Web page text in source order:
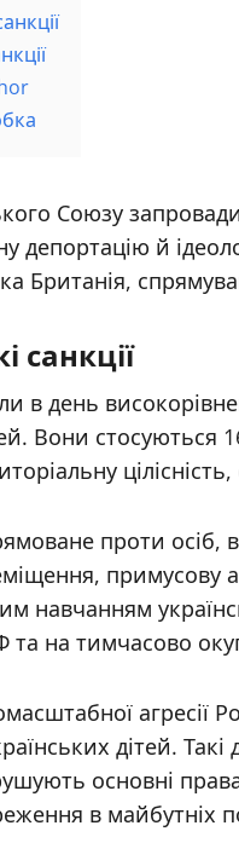
Союзу
депортацію й
Британія,
санкції
в день
Вони стосуються
проти осіб,
примусову
навчанням
на тимчасово
агресії
дітей.
основні права
в майбутніх